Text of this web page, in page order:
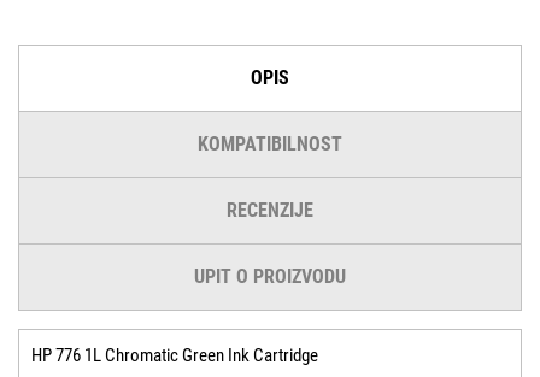
OPIS
KOMPATIBILNOST
RECENZIJE
UPIT O PROIZVODU
HP 776 1L Chromatic Green Ink Cartridge